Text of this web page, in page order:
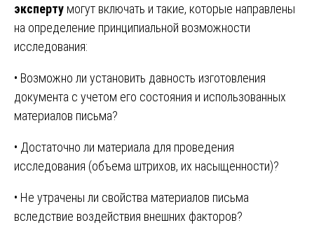
эксперту могут включать и такие, которые направлены
на определение принципиальной возможности
исследования:
• Возможно ли установить давность изготовления
документа с учетом его состояния и использованных
материалов письма?
• Достаточно ли материала для проведения
исследования (объема штрихов, их насыщенности)?
• Не утрачены ли свойства материалов письма
вследствие воздействия внешних факторов?